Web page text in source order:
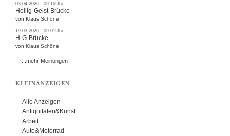
03.04.2026 - 09:16Uhr
Heilig-Geist-Brücke
von Klaus Schöne
19.03.2026 - 09:01Uhr
H-G-Brücke
von Klaus Schöne
...mehr Meinungen
KLEINANZEIGEN
Alle Anzeigen
Antiquitäten&Kunst
Arbeit
Auto&Motorrad